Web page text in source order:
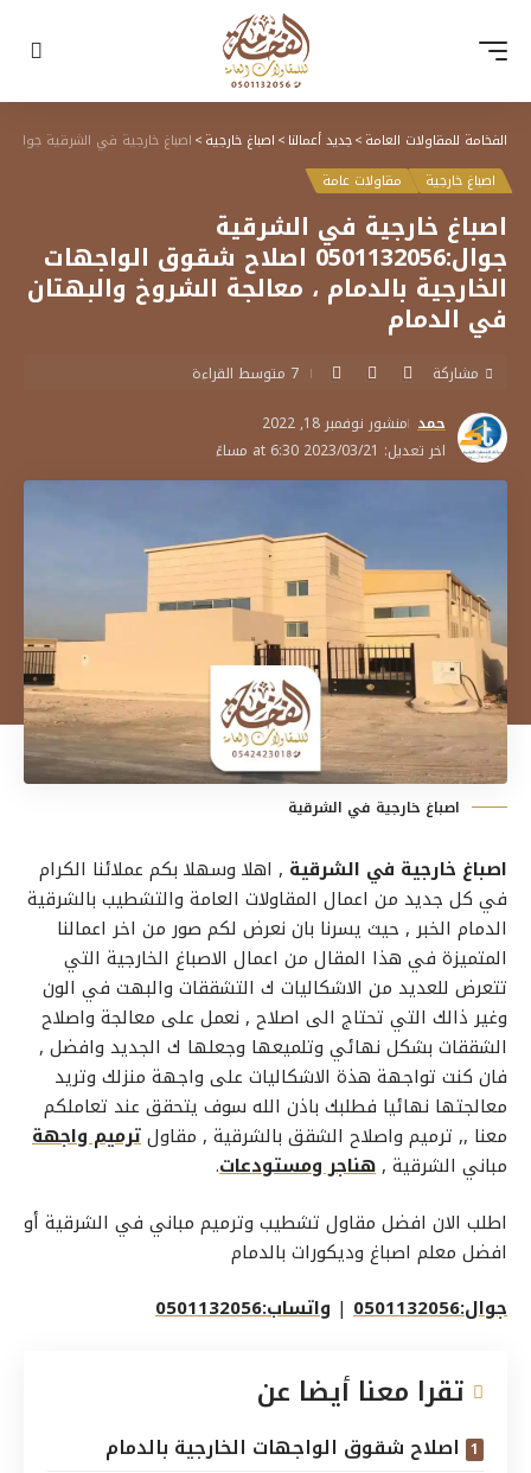
الفخامة للمقاولات العامة>جديد أعمالنا>اصباغ خارجية>اصباغ خارجية في الشرقية جوال:0501132056 اصلاح شقوق الواجهات الخارجية بالدمام ، معالجة الشروخ والبهتان في الدمام
اصباغ خارجية
مقاولات عامة
اصباغ خارجية في الشرقية
جوال:0501132056 اصلاح شقوق الواجهات
الخارجية بالدمام ، معالجة الشروخ والبهتان
في الدمام
اخر تعديل: 2023/03/21 at 6:30 مساءً
حمد منشور نوفمبر 18, 2022
مشاركة 7 متوسط القراءة
اصباغ خارجية في الشرقية
اصباغ خارجية في الشرقية , اهلا وسهلا بكم عملائنا الكرام
في كل جديد من اعمال المقاولات العامة والتشطيب بالشرقية
الدمام الخبر , حيث يسرنا بان نعرض لكم صور من اخر اعمالنا
المتميزة في هذا المقال من اعمال الاصباغ الخارجية التي
تتعرض للعديد من الاشكاليات ك التشققات والبهت في الون
وغير ذالك التي تحتاج الى اصلاح , نعمل على معالجة واصلاح
الشققات بشكل نهائي وتلميعها وجعلها ك الجديد وافضل ,
فان كنت تواجهة هذة الاشكاليات على واجهة منزلك وتريد
معالجتها نهائيا فطلبك باذن الله سوف يتحقق عند تعاملكم
معنا ,, ترميم واصلاح الشقق بالشرقية , مقاولترميم واجهة
مباني الشرقية ,هناجر ومستودعات.
اطلب الان افضل مقاول تشطيب وترميم مباني في الشرقية أو
افضل معلم اصباغ وديكورات بالدمام
جوال:0501132056
| واتساب:0501132056
تقرا معنا أيضا عن
اصلاح شقوق الواجهات الخارجية بالدمام